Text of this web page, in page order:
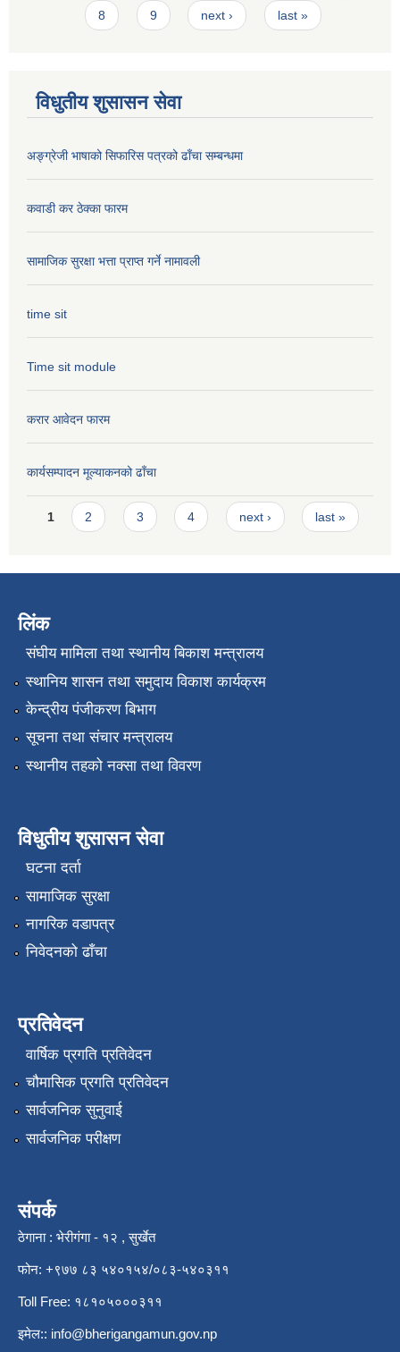
8 9 next › last »
विधुतीय शुसासन सेवा
अङ्ग्रेजी भाषाको सिफारिस पत्रको ढाँचा सम्बन्धमा
कवाडी कर ठेक्का फारम
सामाजिक सुरक्षा भत्ता प्राप्त गर्ने नामावली
time sit
Time sit module
करार आवेदन फारम
कार्यसम्पादन मूल्या‌कनको ढाँचा
Pages
1 2 3 4 next › last »
लिंक
संघीय मामिला तथा स्थानीय बिकाश मन्त्रालय
स्थानिय शासन तथा समुदाय विकाश कार्यक्रम
केन्द्रीय पंजीकरण बिभाग
सूचना तथा संचार मन्त्रालय
स्थानीय तहको नक्सा तथा विवरण
विधुतीय शुसासन सेवा
घटना दर्ता
सामाजिक सुरक्षा
नागरिक वडापत्र
निवेदनको ढाँचा
प्रतिवेदन
वार्षिक प्रगति प्रतिवेदन
चौमासिक प्रगति प्रतिवेदन
सार्वजनिक सुनुवाई
सार्वजनिक परीक्षण
संपर्क
ठेगाना : भेरीगंगा - १२ , सुर्खेत
फोन: +९७७ ८३ ५४०१५४/०८३-५४०३११
Toll Free: १८१०५०००३११
इमेल:: info@bherigangamun.gov.np